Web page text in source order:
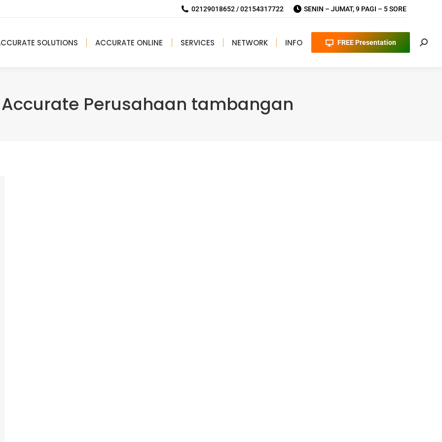
02129018652 / 02154317722 SENIN – JUMAT, 9 PAGI – 5 SORE
SOLUTIONS ACCURATE ONLINE SERVICES NETWORK INFO FREE Presentation
Perusahaan tambangan